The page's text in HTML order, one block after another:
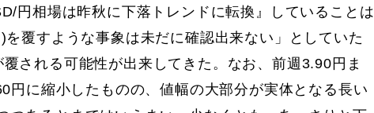
円相場は昨秋に下落トレンドに転換』していることは
覆すような事象は未だに確認出来ない」としていた
される可能性が出来してきた。なお、前週3.90円ま
円に縮小したものの、値幅の大部分が実体となる長い